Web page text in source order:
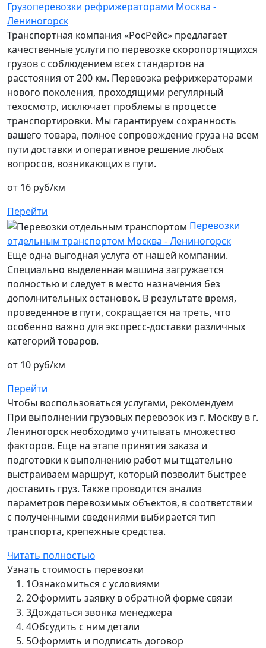
Грузоперевозки рефрижераторами Москва -
Лениногорск
Транспортная компания «РосРейс» предлагает
качественные услуги по перевозке скоропортящихся
грузов с соблюдением всех стандартов на
расстояния от 200 км. Перевозка рефрижераторами
нового поколения, проходящими регулярный
техосмотр, исключает проблемы в процессе
транспортировки. Мы гарантируем сохранность
вашего товара, полное сопровождение груза на всем
пути доставки и оперативное решение любых
вопросов, возникающих в пути.
от 16 руб/км
Перейти
Перевозки
отдельным транспортом Москва - Лениногорск
Еще одна выгодная услуга от нашей компании.
Специально выделенная машина загружается
полностью и следует в место назначения без
дополнительных остановок. В результате время,
проведенное в пути, сокращается на треть, что
особенно важно для экспресс-доставки различных
категорий товаров.
от 10 руб/км
Перейти
Чтобы воспользоваться услугами, рекомендуем
При выполнении грузовых перевозок из г. Москву в г.
Лениногорск необходимо учитывать множество
факторов. Еще на этапе принятия заказа и
подготовки к выполнению работ мы тщательно
выстраиваем маршрут, который позволит быстрее
доставить груз. Также проводится анализ
параметров перевозимых объектов, в соответствии
с полученными сведениями выбирается тип
транспорта, крепежные средства.
Читать полностью
Узнать стоимость перевозки
1Ознакомиться с условиями
2Оформить заявку в обратной форме связи
3Дождаться звонка менеджера
4Обсудить с ним детали
5Оформить и подписать договор